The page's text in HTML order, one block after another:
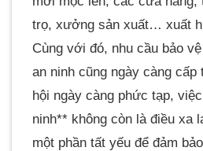
trọ, xưởng sản xuất… xuất
Cùng với đó, nhu cầu bảo
an ninh cũng ngày càng cấp
hội ngày càng phức tạp,
ninh** không còn là điều xa
một phần tất yếu để đảm